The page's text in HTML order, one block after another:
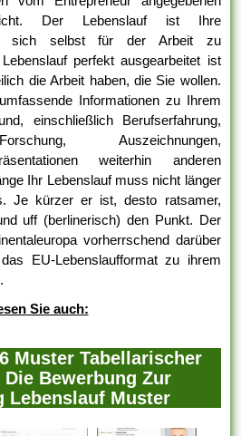
Der Lebenslauf ist Ihre
sich selbst für der Arbeit zu
perfekt ausgearbeitet ist
die Arbeit haben, die Sie wollen.
Informationen zu Ihrem
einschließlich Berufserfahrung,
Auszeichnungen,
weiterhin anderen
Ihr Lebenslauf muss nicht länger
Je kürzer er ist, desto ratsamer,
uff (berlinerisch) den Punkt. Der
vorherrschend darüber
EU-Lebenslaufformat zu ihrem
Sie auch:
Muster Tabellarischer
Bewerbung Zur
Lebenslauf Muster